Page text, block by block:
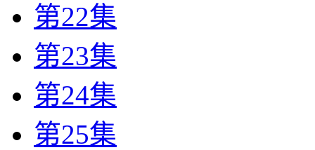
第22集
第23集
第24集
第25集